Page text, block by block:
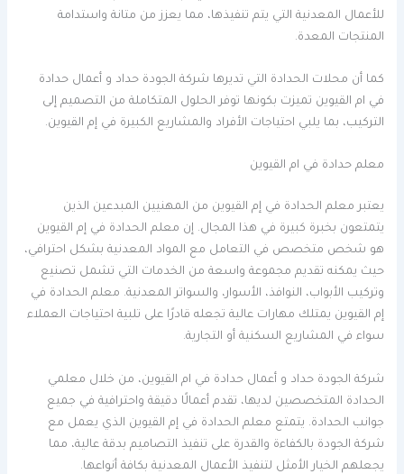
للأعمال المعدنية التي يتم تنفيذها، مما يعزز من متانة واستدامة
المنتجات المعدة.
كما أن محلات الحدادة التي تديرها شركة الجودة حداد و أعمال حدادة
في ام القيوين تميزت بكونها توفر الحلول المتكاملة من التصميم إلى
التركيب، بما يلبي احتياجات الأفراد والمشاريع الكبيرة في إم القيوين.
معلم حدادة في ام القيوين
يعتبر معلم الحدادة في إم القيوين من المهنيين المبدعين الذين
يتمتعون بخبرة كبيرة في هذا المجال. إن معلم الحدادة في إم القيوين
هو شخص متخصص في التعامل مع المواد المعدنية بشكل احترافي،
حيث يمكنه تقديم مجموعة واسعة من الخدمات التي تشمل تصنيع
وتركيب الأبواب، النوافذ، الأسوار، والسواتر المعدنية. معلم الحدادة في
إم القيوين يمتلك مهارات عالية تجعله قادرًا على تلبية احتياجات العملاء
سواء في المشاريع السكنية أو التجارية.
شركة الجودة حداد و أعمال حدادة في ام القيوين، من خلال معلمي
الحدادة المتخصصين لديها، تقدم أعمالًا دقيقة واحترافية في جميع
جوانب الحدادة. يتمتع معلم الحدادة في إم القيوين الذي يعمل مع
شركة الجودة بالكفاءة والقدرة على تنفيذ التصاميم بدقة عالية، مما
يجعلهم الخيار الأمثل لتنفيذ الأعمال المعدنية بكافة أنواعها.